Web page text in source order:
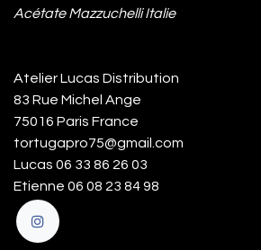
Acétate Mazzuchelli Italie
Atelier Lucas Distribution
83 Rue Michel Ange
75016 Paris France
tortugapro75@gmail.com
Lucas 06 33 86 26 03
Etienne 06 08 23 84 98